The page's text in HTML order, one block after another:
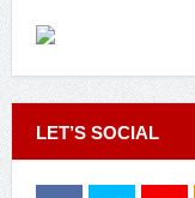
LET’S SOCIAL